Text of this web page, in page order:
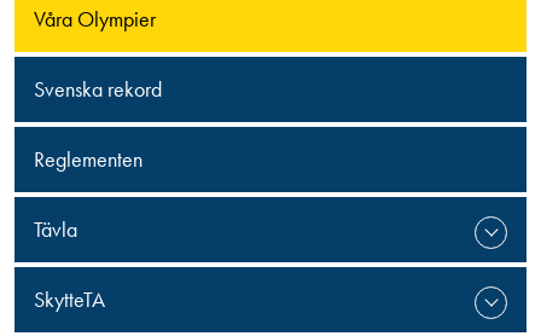
Våra Olympier
Svenska rekord
Reglementen
Tävla
SkytteTA